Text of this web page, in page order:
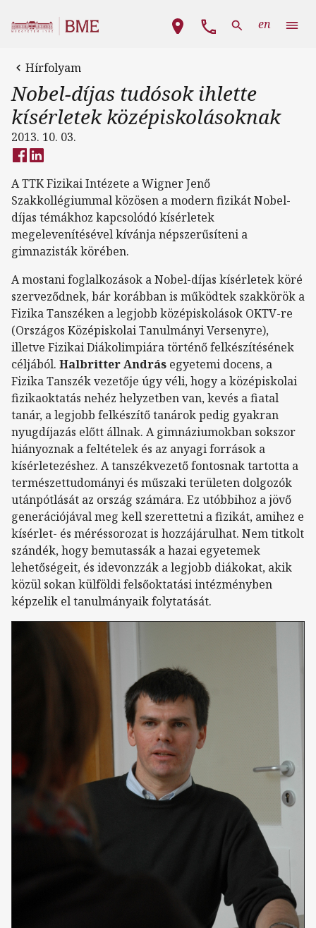
Fő navigáció
en
Hírfolyam
Nobel-díjas tudósok ihlette
kísérletek középiskolásoknak
2013. 10. 03.
A TTK Fizikai Intézete a Wigner Jenő
Szakkollégiummal közösen a modern fizikát Nobel-
díjas témákhoz kapcsolódó kísérletek
megelevenítésével kívánja népszerűsíteni a
gimnazisták körében.
A mostani foglalkozások a Nobel-díjas kísérletek köré
szerveződnek, bár korábban is működtek szakkörök a
Fizika Tanszéken a legjobb középiskolások OKTV-re
(Országos Középiskolai Tanulmányi Versenyre),
illetve Fizikai Diákolimpiára történő felkészítésének
céljából. Halbritter András egyetemi docens, a
Fizika Tanszék vezetője úgy véli, hogy a középiskolai
fizikaoktatás nehéz helyzetben van, kevés a fiatal
tanár, a legjobb felkészítő tanárok pedig gyakran
nyugdíjazás előtt állnak. A gimnáziumokban sokszor
hiányoznak a feltételek és az anyagi források a
kísérletezéshez. A tanszékvezető fontosnak tartotta a
természettudományi és műszaki területen dolgozók
utánpótlását az ország számára. Ez utóbbihoz a jövő
generációjával meg kell szerettetni a fizikát, amihez e
kísérlet- és méréssorozat is hozzájárulhat. Nem titkolt
szándék, hogy bemutassák a hazai egyetemek
lehetőségeit, és idevonzzák a legjobb diákokat, akik
közül sokan külföldi felsőoktatási intézményben
képzelik el tanulmányaik folytatását.